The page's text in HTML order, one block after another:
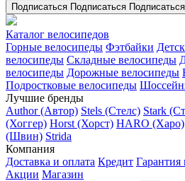
Подписаться Подписаться Подписаться
Каталог велосипедов
Горные велосипеды Фэтбайки
велосипеды Складные велосипеды
велосипеды Дорожные велосипеды
Подростковые велосипеды
Лучшие бренды
Author (Автор) Stels (Стелс) Stark
(Хоггер) Horst (Хорст) HARO (Харо)
(Швин) Strida
Компания
Доставка и оплата Кредит Гарантия
Акции Магазин